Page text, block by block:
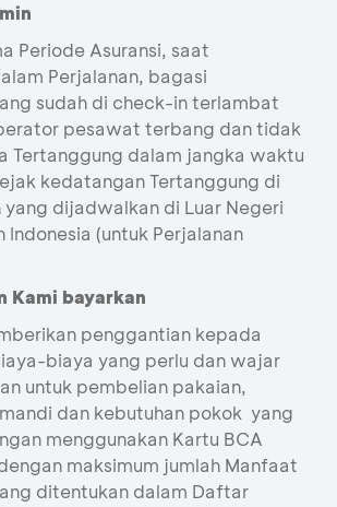
Periode Asuransi, saat
Perjalanan, bagasi
sudah di check-in terlambat
pesawat terbang dan tidak
Tertanggung dalam jangka waktu
kedatangan Tertanggung di
yang dijadwalkan di Luar Negeri
(untuk Perjalanan
Kami bayarkan
penggantian kepada
biaya yang perlu dan wajar
untuk pembelian pakaian,
dan kebutuhan pokok yang
menggunakan Kartu BCA
maksimum jumlah Manfaat
ditentukan dalam Daftar